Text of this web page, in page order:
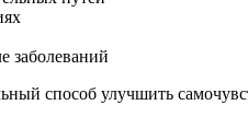
заболеваний
способ улучшить